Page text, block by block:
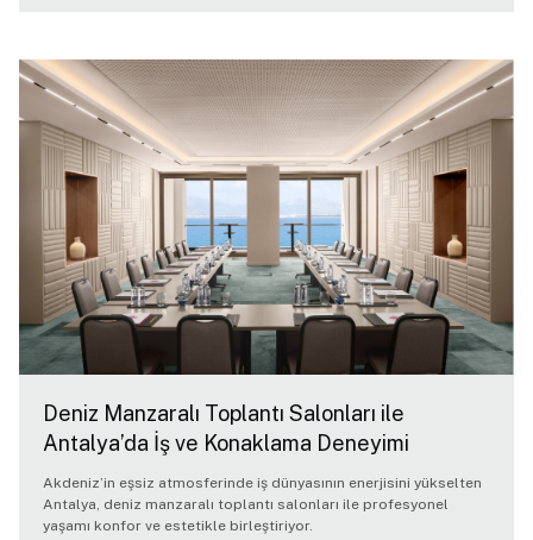
Deniz Manzaralı Toplantı Salonları ile
Antalya’da İş ve Konaklama Deneyimi
Akdeniz’in eşsiz atmosferinde iş dünyasının enerjisini yükselten
Antalya, deniz manzaralı toplantı salonları ile profesyonel
yaşamı konfor ve estetikle birleştiriyor.